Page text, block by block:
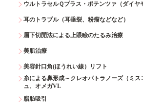
ウルトラセルＱプラス・ポテンツァ（ダイヤ
耳のトラブル（耳垂裂、粉瘤などなど）
眉下切開法による上眼瞼のたるみ治療
美肌治療
美容針口角(ほうれい線）リフト
糸による鼻形成～クレオパトラノーズ（ミ
ュ、オメガVL
脂肪吸引